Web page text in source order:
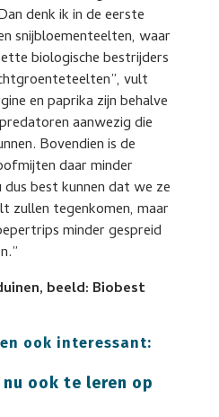
denk ik in de eerste
snijbloementeelten, waar
biologische bestrijders
vult
en paprika zijn behalve
aanwezig die
Bovendien is de
daar minder
best kunnen dat we ze
zullen tegenkomen, maar
minder gespreid
beeld: Biobest
ook interessant:
nu ook te leren op